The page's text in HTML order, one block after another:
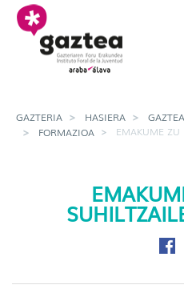
Eduki nagusira joan
Emakume
GAZTERIA HASIERA
FORMAZIOA
EMAKUME ZU